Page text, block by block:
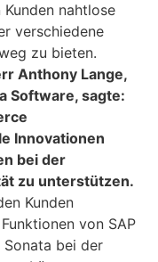
nahtlose
verschiedene
zu bieten.
Anthony Lange,
Software, sagte:
Innovationen
bei der
zu unterstützen.
Kunden
von SAP
bei der